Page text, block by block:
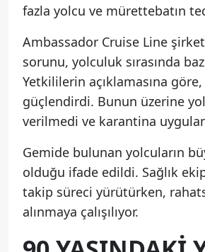
fazla yolcu ve mürettebatın
Ambassador Cruise Line
sorunu, yolculuk sırasında
Yetkililerin açıklamasına
güçlendirdi. Bunun üzerine
verilmedi ve karantina
Gemide bulunan yolcuların
olduğu ifade edildi. Sağlık
takip süreci yürütürken,
alınmaya çalışılıyor.